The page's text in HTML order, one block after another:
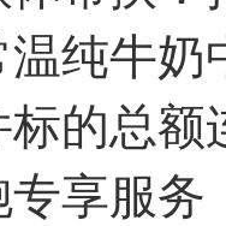
纯牛奶
的总额
享服务